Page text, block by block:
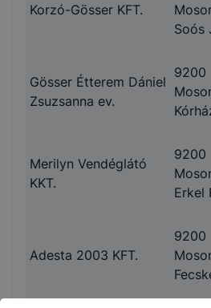
Korzó-Gösser KFT.
Soós
Gösser Étterem Dániel
Zsuzsanna ev.
9200
Merilyn Vendéglátó
KKT.
9200
Erkel
Adesta 2003 KFT.
9200